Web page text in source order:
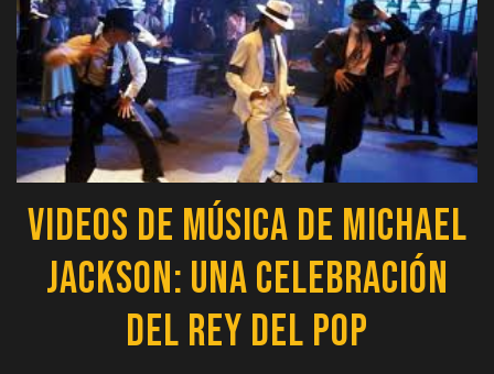
Videos de Música de Michael
Jackson: Una Celebración
del Rey del Pop